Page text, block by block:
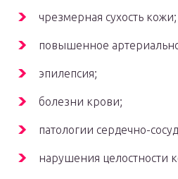
чрезмерная сухость кожи;
повышенное
эпилепсия;
болезни крови;
патологии сердечно-
нарушения целостности